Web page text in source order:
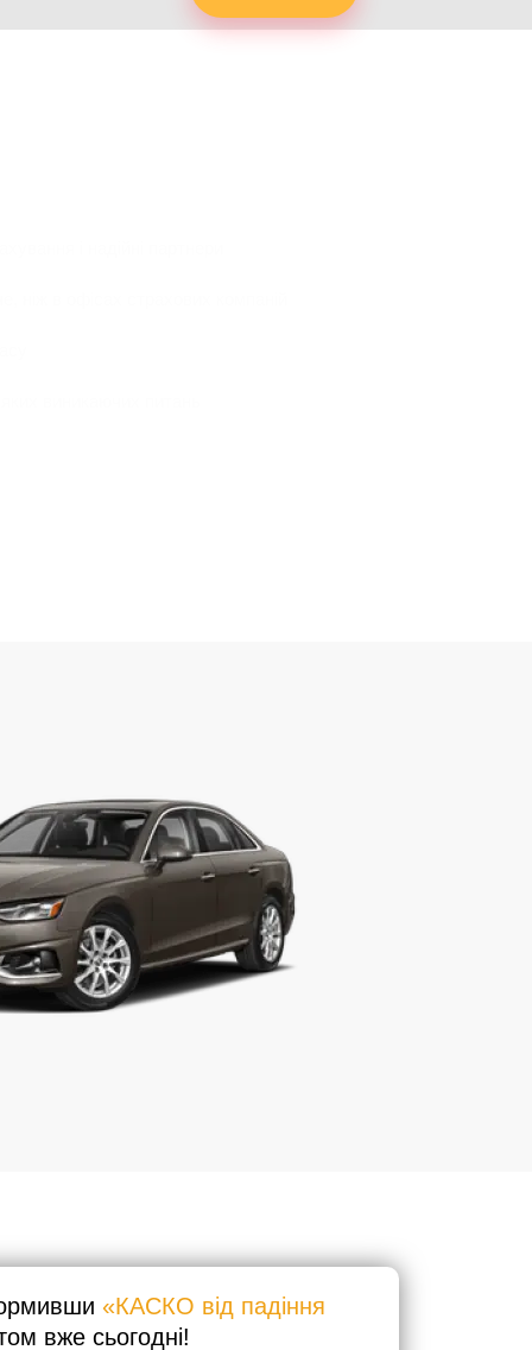
«КАСКО від падіння
вже сьогодні!